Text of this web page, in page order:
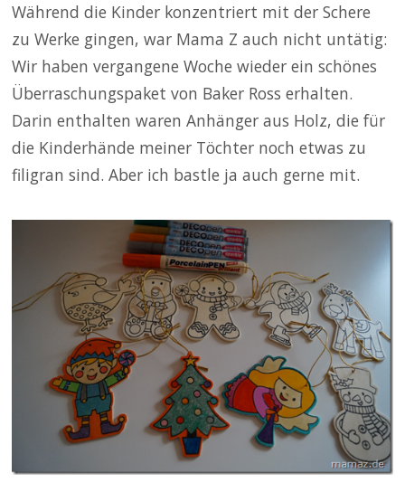
Während die Kinder konzentriert mit der Schere
zu Werke gingen, war Mama Z auch nicht untätig:
Wir haben vergangene Woche wieder ein schönes
Überraschungspaket von Baker Ross erhalten.
Darin enthalten waren Anhänger aus Holz, die für
die Kinderhände meiner Töchter noch etwas zu
filigran sind. Aber ich bastle ja auch gerne mit.